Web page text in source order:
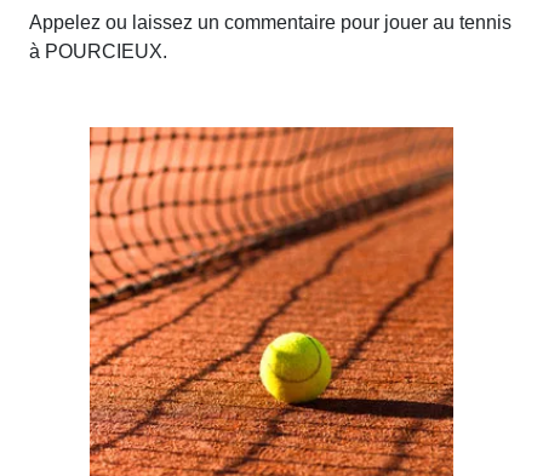
Appelez ou laissez un commentaire pour jouer au tennis
à POURCIEUX.